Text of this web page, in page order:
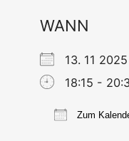
WANN
13. 11 2025
18:15 -
Zum